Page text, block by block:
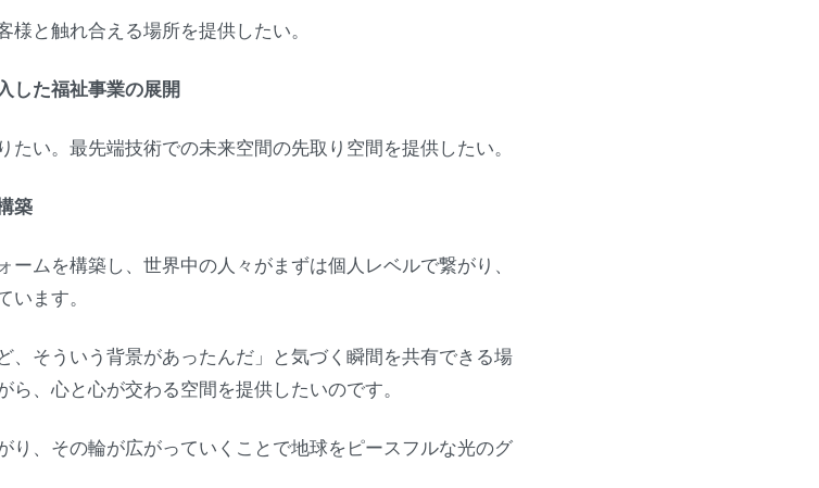
と触れ合える場所を提供したい。
した福祉事業の展開
い。最先端技術での未来空間の先取り空間を提供したい。
築
ムを構築し、世界中の人々がまずは個人レベルで繋がり、
います。
、そういう背景があったんだ」と気づく瞬間を共有できる場
、心と心が交わる空間を提供したいのです。
り、その輪が広がっていくことで地球をピースフルな光のグ